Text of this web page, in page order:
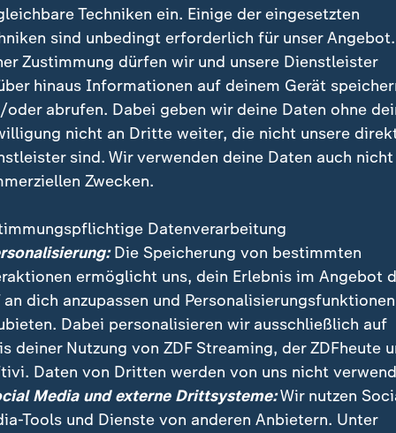
will den Wettbewerb im Bahnfernverkehr
mindestens ein Viertel ihrer Kapazitäten auf stark
Anbieter abgeben.
Techniken ein. Einige der eingesetzten
sind unbedingt erforderlich für unser
Zustimmung dürfen wir und unsere Dienstleister
hinaus Informationen auf deinem Gerät
oder abrufen. Dabei geben wir deine Daten ohne
nicht an Dritte weiter, die nicht unsere
sind. Wir verwenden deine Daten auch nicht
Zwecken.
Datenverarbeitung
Die Speicherung von bestimmten
ermöglicht uns, dein Erlebnis im Angebot
an dich anzupassen und Personalisierungsfunktionen
Dabei personalisieren wir ausschließlich auf
deiner Nutzung von ZDF Streaming, der ZDFheute
Daten von Dritten werden von uns nicht
Media und externe Drittsysteme:Wir nutzen
Tools und Dienste von anderen Anbietern. Unter